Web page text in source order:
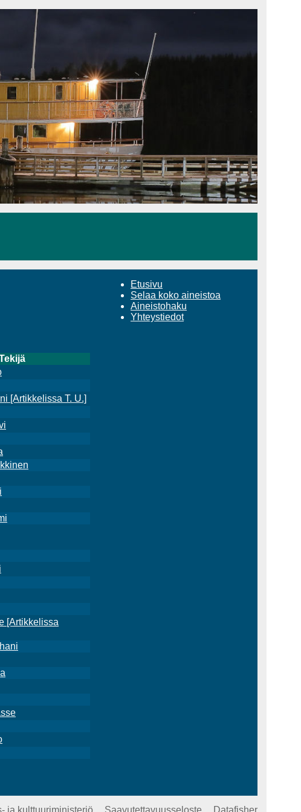
[Artikkelissa T. U.]
[Artikkelissa
Etusivu
Selaa koko aineistoa
Aineistohaku
Yhteystiedot
ja kulttuuriministeriö Saavutettavuusseloste Datafisher